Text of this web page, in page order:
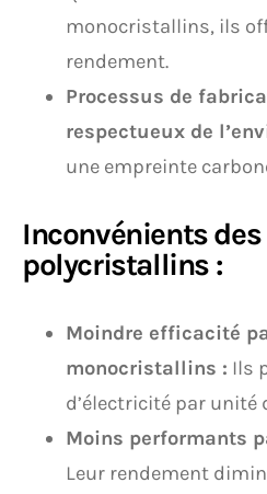
monocristallins, ils
rendement.
Processus de
respectueux de
une empreinte
Inconvénients
polycristallins :
Moindre efficacité
monocristallins : Ils
d’électricité par unité
Moins performants
Leur rendement